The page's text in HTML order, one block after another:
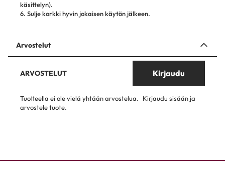
käsittelyn).
6. Sulje korkki hyvin jokaisen käytön jälkeen.
Arvostelut
ARVOSTELUT Kirjaudu
Tuotteella ei ole vielä yhtään arvostelua.
Kirjaudu sisään ja
arvostele tuote.